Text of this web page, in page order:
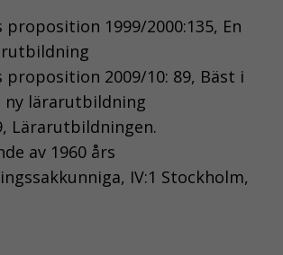
proposition 1999/2000:135, En
proposition 2009/10: 89, Bäst i
ny lärarutbildning
Lärarutbildningen.
av 1960 års
IV:1 Stockholm,
kakor aktiverar
grundläggande
funktionerna på
webben, som till
exempel
De behövs för